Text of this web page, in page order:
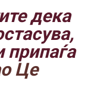
дека
припаѓа
Це